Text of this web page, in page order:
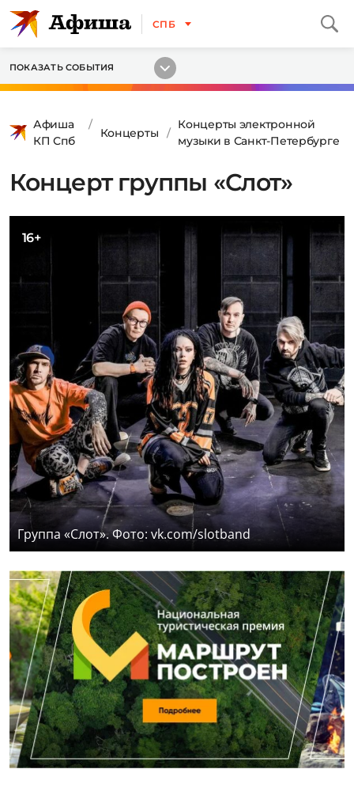
СПБ
ПОКАЗАТЬ СОБЫТИЯ
Афиша
КП Спб
Концерты
Концерты электронной
музыки в Санкт-Петербурге
Концерт группы «Слот»
16+
Группа «Слот». Фото: vk.com/slotband